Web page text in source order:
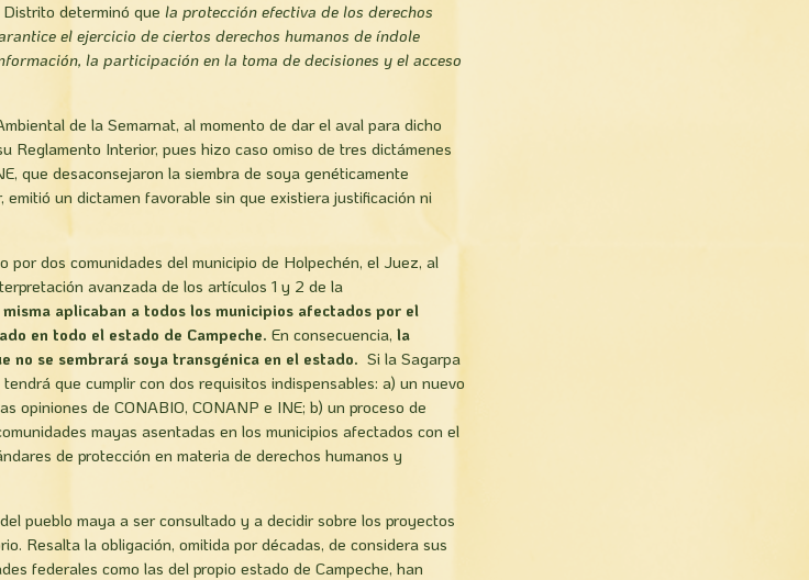
Distrito determinó quela protección efectiva de los derechos
el ejercicio de ciertos derechos humanos de índole
la participación en la toma de decisiones y el acceso
de la Semarnat, al momento de dar el aval para dicho
Reglamento Interior, pues hizo caso omiso de tres dictámenes
que desaconsejaron la siembra de soya genéticamente
emitió un dictamen favorable sin que existiera justificación ni
dos comunidades del municipio de Holpechén, el Juez, al
avanzada de los artículos 1 y 2 de la
aplicaban a todos los municipios afectados por el
en todo el estado de Campeche.En consecuencia,la
se sembrará soya transgénica en el estado. Si la Sagarpa
que cumplir con dos requisitos indispensables: a) un nuevo
opiniones de CONABIO, CONANP e INE; b) un proceso de
mayas asentadas en los municipios afectados con el
de protección en materia de derechos humanos y
pueblo maya a ser consultado y a decidir sobre los proyectos
Resalta la obligación, omitida por décadas, de considera sus
federales como las del propio estado de Campeche, han